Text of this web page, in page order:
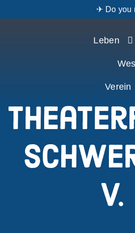
✈ Do you
Leben
Verein
V.